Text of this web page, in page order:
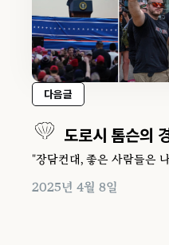
다음글
도로시 톰슨의
"장담컨대, 좋은 사람들은
2025년 4월 8일